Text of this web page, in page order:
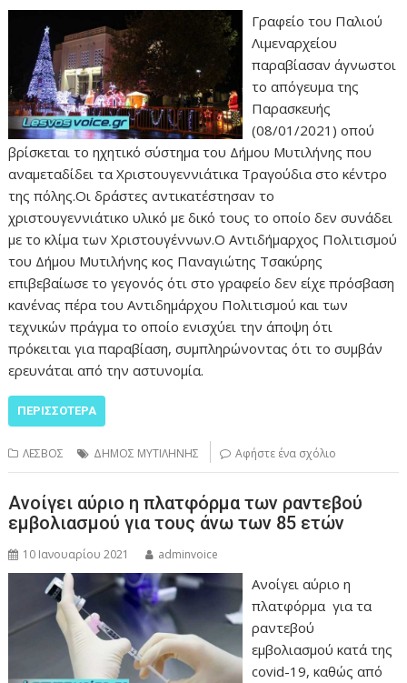
Γραφείο του Παλιού
Λιμεναρχείου
παραβίασαν άγνωστοι
το απόγευμα της
Παρασκευής
(08/01/2021) οπού
βρίσκεται το ηχητικό σύστημα του Δήμου Μυτιλήνης που
αναμεταδίδει τα Χριστουγεννιάτικα Τραγούδια στο κέντρο
της πόλης.Οι δράστες αντικατέστησαν το
χριστουγεννιάτικο υλικό με δικό τους το οποίο δεν συνάδει
με το κλίμα των Χριστουγέννων.Ο Αντιδήμαρχος Πολιτισμού
του Δήμου Μυτιλήνης κος Παναγιώτης Τσακύρης
επιβεβαίωσε το γεγονός ότι στο γραφείο δεν είχε πρόσβαση
κανένας πέρα του Αντιδημάρχου Πολιτισμού και των
τεχνικών πράγμα το οποίο ενισχύει την άποψη ότι
πρόκειται για παραβίαση, συμπληρώνοντας ότι το συμβάν
ερευνάται από την αστυνομία.
ΠΕΡΙΣΣΌΤΕΡΑ
ΛΕΣΒΟΣ ΔΗΜΟΣ ΜΥΤΙΛΗΝΗΣ Αφήστε ένα σχόλιο
Ανοίγει αύριο η πλατφόρμα των ραντεβού
εμβολιασμού για τους άνω των 85 ετών
10 Ιανουαρίου 2021 adminvoice
Ανοίγει αύριο η
πλατφόρμα για τα
ραντεβού
εμβολιασμού κατά της
covid-19, καθώς από